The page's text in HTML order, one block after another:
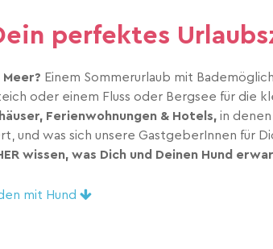
perfektes
Einem Sommerurlaub mit
oder einem Fluss oder Bergsee für die
Ferienwohnungen & Hotels, in denen
was sich unsere GastgeberInnen für
wissen, was Dich und Deinen Hund
mit Hund